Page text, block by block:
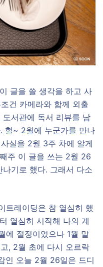
글을 쓸 생각을 하고 사
건 카메라와 함께 외출
서관에 독서 리뷰를 남
헐~ 2월에 누군가를 만나
실을 2월 3주 차에 알게
주 이 글을 쓰는 2월 26
기로 했다. 그래서 다소
트레이딩은 참 열심히 했
열심히 시작해 나의 계
에 절정이었으나 1월 말
, 2월 초에 다시 오르락
인 오늘 2월 26일은 드디